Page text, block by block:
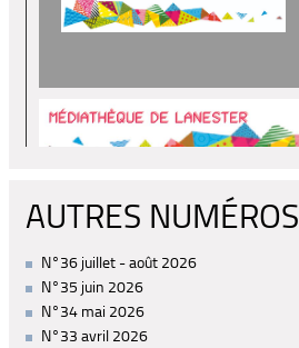
AUTRES NUMÉROS
N°36 juillet - août 2026
N°35 juin 2026
N°34 mai 2026
N°33 avril 2026